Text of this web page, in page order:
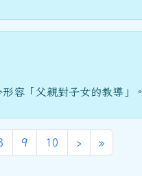
容「父親對子女的教導」。
9 10 ›下一頁
»最後頁